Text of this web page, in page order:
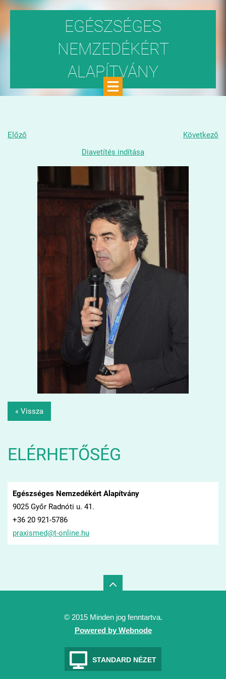
EGÉSZSÉGES
NEMZEDÉKÉRT
ALAPÍTVÁNY
Előző
Következő
Diavetítés indítása
« Vissza
ELÉRHETŐSÉG
Egészséges Nemzedékért Alapítvány
9025 Győr Radnóti u. 41.
+36 20 921-5786
praxismed@t-online.hu
© 2015 Minden jog fenntartva.
Powered by Webnode
STANDARD NÉZET